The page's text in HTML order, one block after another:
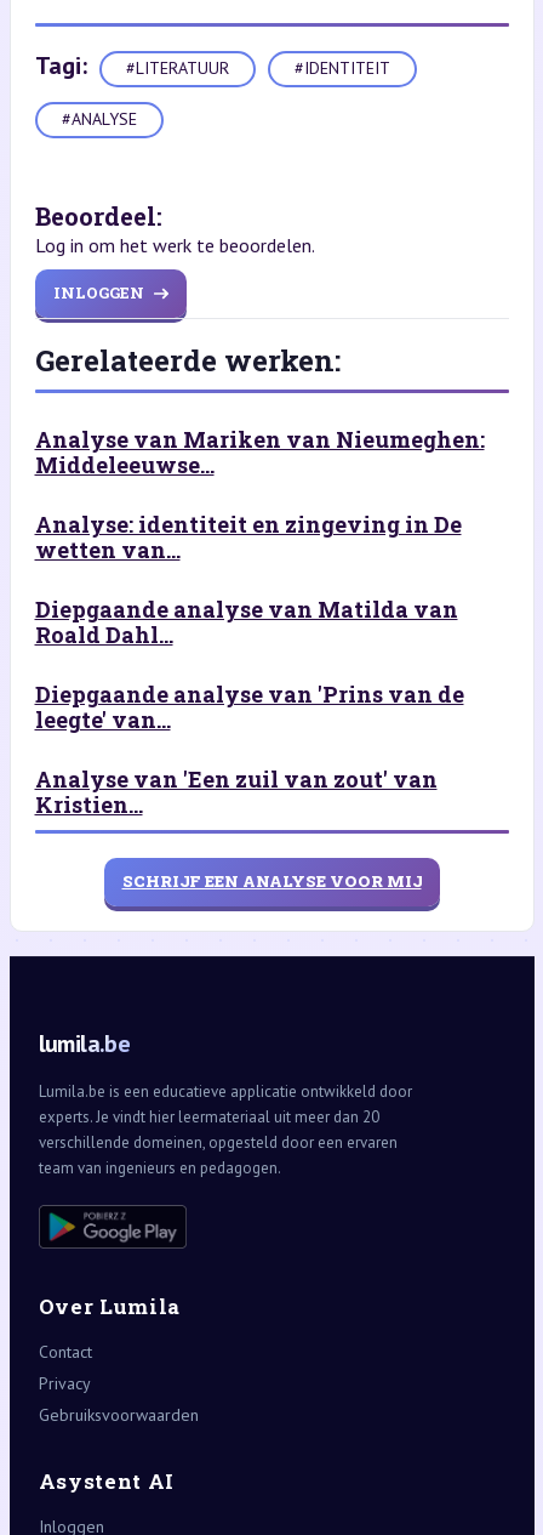
Tagi: #LITERATUUR #IDENTITEIT
#ANALYSE
Beoordeel:
Log in om het werk te beoordelen.
INLOGGEN
Gerelateerde werken:
Analyse van Mariken van Nieumeghen:
Middeleeuwse...
Analyse: identiteit en zingeving in De
wetten van...
Diepgaande analyse van Matilda van
Roald Dahl...
Diepgaande analyse van 'Prins van de
leegte' van...
Analyse van 'Een zuil van zout' van
Kristien...
SCHRIJF EEN ANALYSE VOOR MIJ
lumila.be
Lumila.be is een educatieve applicatie ontwikkeld door
experts. Je vindt hier leermateriaal uit meer dan 20
verschillende domeinen, opgesteld door een ervaren
team van ingenieurs en pedagogen.
Over Lumila
Contact
Privacy
Gebruiksvoorwaarden
Asystent AI
Inloggen